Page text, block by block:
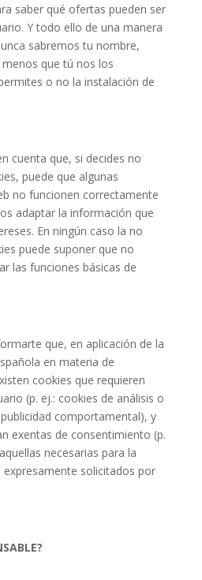
saber qué ofertas pueden ser
Y todo ello de una manera
sabremos tu nombre,
que tú nos los
o no la instalación de
cuenta que, si decides no
puede que algunas
no funcionen correctamente
adaptar la información que
En ningún caso la no
puede suponer que no
las funciones básicas de
que, en aplicación de la
en materia de
cookies que requieren
(p. ej.: cookies de análisis o
comportamental), y
exentas de consentimiento (p.
necesarias para la
solicitados por